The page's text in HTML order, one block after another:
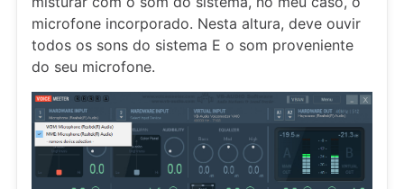
microfone incorporado. Nesta altura, deve ouvir
todos os sons do sistema E o som proveniente
do seu microfone.